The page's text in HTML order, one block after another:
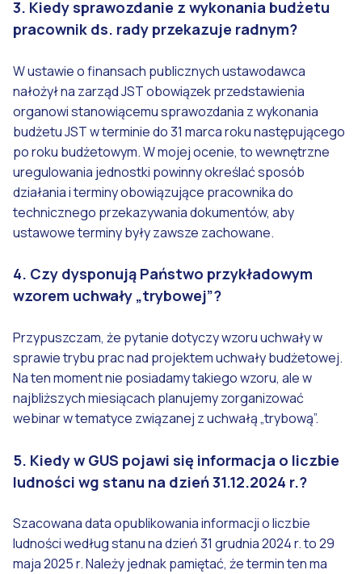
3. Kiedy sprawozdanie z wykonania budżetu
pracownik ds. rady przekazuje radnym?
W ustawie o finansach publicznych ustawodawca
nałożył na zarząd JST obowiązek przedstawienia
organowi stanowiącemu sprawozdania z wykonania
budżetu JST w terminie do 31 marca roku następującego
po roku budżetowym. W mojej ocenie, to wewnętrzne
uregulowania jednostki powinny określać sposób
działania i terminy obowiązujące pracownika do
technicznego przekazywania dokumentów, aby
ustawowe terminy były zawsze zachowane.
4. Czy dysponują Państwo przykładowym
wzorem uchwały „trybowej”?
Przypuszczam, że pytanie dotyczy wzoru uchwały w
sprawie trybu prac nad projektem uchwały budżetowej.
Na ten moment nie posiadamy takiego wzoru, ale w
najbliższych miesiącach planujemy zorganizować
webinar w tematyce związanej z uchwałą „trybową”.
5. Kiedy w GUS pojawi się informacja o liczbie
ludności wg stanu na dzień 31.12.2024 r.?
Szacowana data opublikowania informacji o liczbie
ludności według stanu na dzień 31 grudnia 2024 r. to 29
maja 2025 r. Należy jednak pamiętać, że termin ten ma